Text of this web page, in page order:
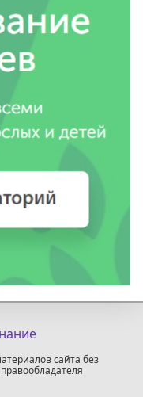
сайта без